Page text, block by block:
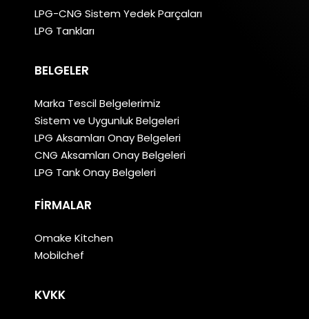
LPG-CNG Sistem Yedek Parçaları
LPG Tankları
BELGELER
Marka Tescil Belgelerimiz
Sistem ve Uygunluk Belgeleri
LPG Aksamları Onay Belgeleri
CNG Aksamları Onay Belgeleri
LPG Tank Onay Belgeleri
FIRMALAR
Omake Kitchen
Mobilchef
KVKK